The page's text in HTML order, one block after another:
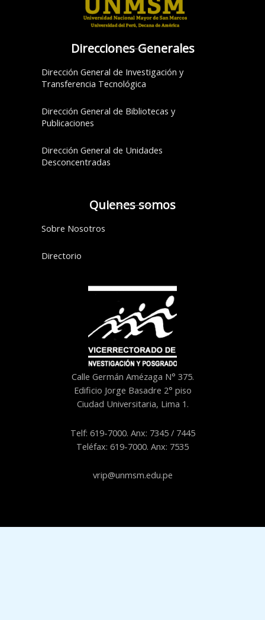
Direcciones Generales
Dirección General de Investigación y
Transferencia Tecnológica
Dirección General de Bibliotecas y
Publicaciones
Dirección General de Unidades
Desconcentradas
Quienes somos
Sobre Nosotros
Directorio
Calle Germán Amézaga N° 375.
Edificio Jorge Basadre 2° piso
Ciudad Universitaria, Lima 1.
Telf: 619-7000. Anx: 7345 / 7445
Teléfax: 619-7000. Anx: 7535
vrip@unmsm.edu.pe